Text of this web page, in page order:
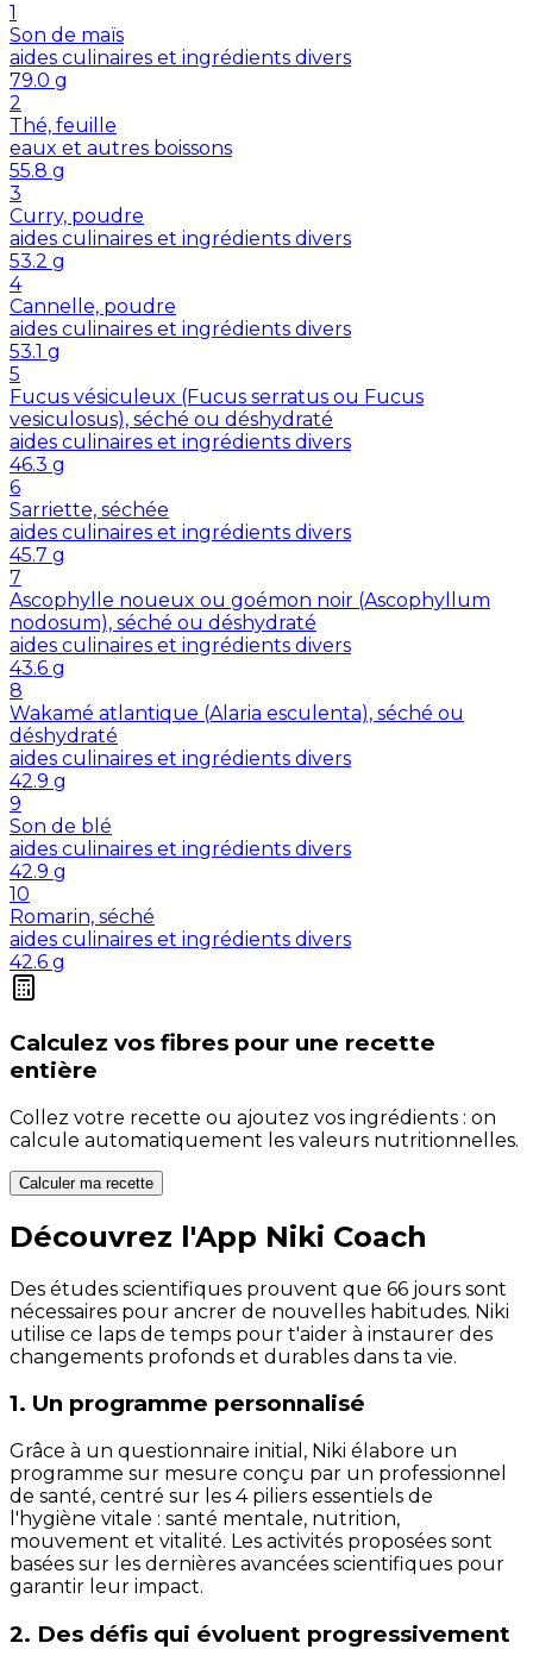
1
Son de maïs
aides culinaires et ingrédients divers
79.0 g
2
Thé, feuille
eaux et autres boissons
55.8 g
3
Curry, poudre
aides culinaires et ingrédients divers
53.2 g
4
Cannelle, poudre
aides culinaires et ingrédients divers
53.1 g
5
Fucus vésiculeux (Fucus serratus ou Fucus
vesiculosus), séché ou déshydraté
aides culinaires et ingrédients divers
46.3 g
6
Sarriette, séchée
aides culinaires et ingrédients divers
45.7 g
7
Ascophylle noueux ou goémon noir (Ascophyllum
nodosum), séché ou déshydraté
aides culinaires et ingrédients divers
43.6 g
8
Wakamé atlantique (Alaria esculenta), séché ou
déshydraté
aides culinaires et ingrédients divers
42.9 g
9
Son de blé
aides culinaires et ingrédients divers
42.9 g
10
Romarin, séché
aides culinaires et ingrédients divers
42.6 g
Calculez vos fibres pour une recette
entière
Collez votre recette ou ajoutez vos ingrédients : on
calcule automatiquement les valeurs nutritionnelles.
Calculer ma recette
Découvrez l'App Niki Coach
Des études scientifiques prouvent que 66 jours sont
nécessaires pour ancrer de nouvelles habitudes. Niki
utilise ce laps de temps pour t'aider à instaurer des
changements profonds et durables dans ta vie.
1. Un programme personnalisé
Grâce à un questionnaire initial, Niki élabore un
programme sur mesure conçu par un professionnel
de santé, centré sur les 4 piliers essentiels de
l'hygiène vitale : santé mentale, nutrition,
mouvement et vitalité. Les activités proposées sont
basées sur les dernières avancées scientifiques pour
garantir leur impact.
2. Des défis qui évoluent progressivement